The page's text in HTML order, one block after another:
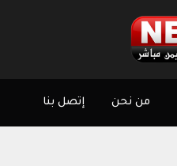
من نحن إتصل بنا